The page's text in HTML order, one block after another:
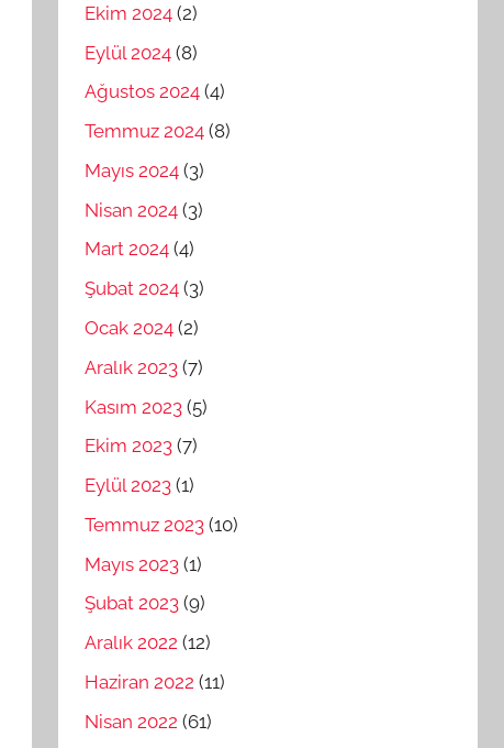
Ekim 2024 (2)
Eylül 2024 (8)
Ağustos 2024 (4)
Temmuz 2024 (8)
Mayıs 2024 (3)
Nisan 2024 (3)
Mart 2024 (4)
Şubat 2024 (3)
Ocak 2024 (2)
Aralık 2023 (7)
Kasım 2023 (5)
Ekim 2023 (7)
Eylül 2023 (1)
Temmuz 2023 (10)
Mayıs 2023 (1)
Şubat 2023 (9)
Aralık 2022 (12)
Haziran 2022 (11)
Nisan 2022 (61)